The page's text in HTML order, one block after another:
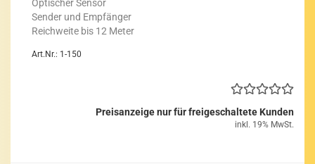
Op­ti­scher Sen­sor
Sen­der und Emp­fän­ger
Reich­wei­te bis 12 Meter
Art.Nr.: 1-150
Preisanzeige nur für freigeschaltete Kunden
inkl. 19% MwSt.